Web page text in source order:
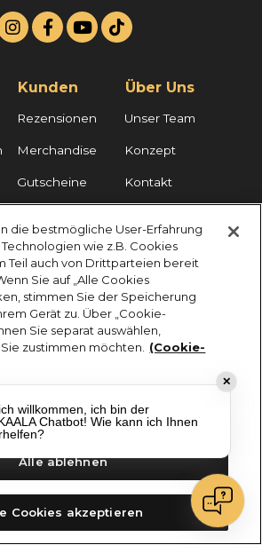
Kunden
Rezensionen
Merchandise
Gutscheine
Über Uns
Unser Team
Konzept
Kontakt
Cookies Datenschutz
©2026 - Saily Food Service GmbH
Alle Rechte vorbehalten
✕
willkommen, ich bin der
Chatbot! Wie kann ich Ihnen
die bestmögliche User-Erfahrung
wie z.B. Cookies
Teil auch von Drittparteien bereit
Sie auf „Alle Cookies
stimmen Sie der Speicherung
Gerät zu. Über „Cookie-
Sie separat auswählen,
zustimmen möchten.
(Cookie-
Einstellungen
Alle ablehnen
Cookies akzeptieren